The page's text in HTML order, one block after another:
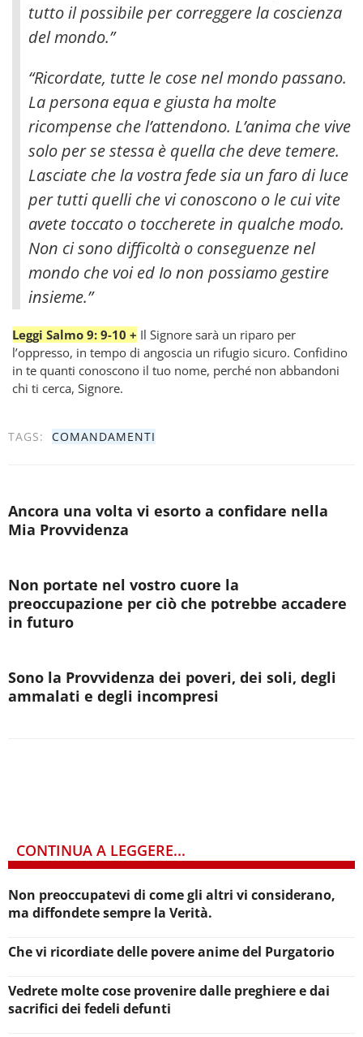
tutto il possibile per correggere la coscienza
del mondo.”
“Ricordate, tutte le cose nel mondo passano.
La persona equa e giusta ha molte
ricompense che l’attendono. L’anima che vive
solo per se stessa è quella che deve temere.
Lasciate che la vostra fede sia un faro di luce
per tutti quelli che vi conoscono o le cui vite
avete toccato o toccherete in qualche modo.
Non ci sono difficoltà o conseguenze nel
mondo che voi ed Io non possiamo gestire
insieme.”
Leggi Salmo 9: 9-10 + Il Signore sarà un riparo per
l’oppresso, in tempo di angoscia un rifugio sicuro. Confidino
in te quanti conoscono il tuo nome, perché non abbandoni
chi ti cerca, Signore.
TAGS: COMANDAMENTI
Ancora una volta vi esorto a confidare nella
Mia Provvidenza
Non portate nel vostro cuore la
preoccupazione per ciò che potrebbe accadere
in futuro
Sono la Provvidenza dei poveri, dei soli, degli
ammalati e degli incompresi
CONTINUA A LEGGERE...
Non preoccupatevi di come gli altri vi considerano,
ma diffondete sempre la Verità.
Che vi ricordiate delle povere anime del Purgatorio
Vedrete molte cose provenire dalle preghiere e dai
sacrifici dei fedeli defunti